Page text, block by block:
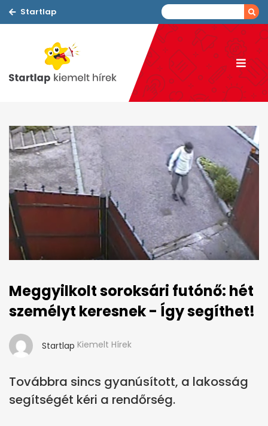
Startlap
Meggyilkolt soroksári futónő: hét
személyt keresnek - Így segíthet!
Startlap Kiemelt Hírek
Továbbra sincs gyanúsított, a lakosság
segítségét kéri a rendőrség.